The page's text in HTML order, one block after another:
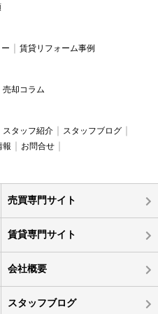
賃貸リフォーム事例
売却コラム
スタッフ紹介
スタッフブログ
報
お問合せ
売買専門サイト
賃貸専門サイト
会社概要
スタッフブログ